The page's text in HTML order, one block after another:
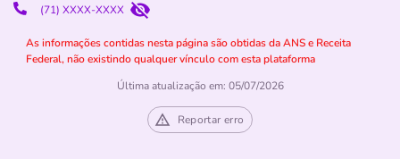
(71) XXXX-XXXX
As informações contidas nesta página são obtidas da ANS e Receita
Federal, não existindo qualquer vínculo com esta plataforma
Última atualização em: 05/07/2026
Reportar erro